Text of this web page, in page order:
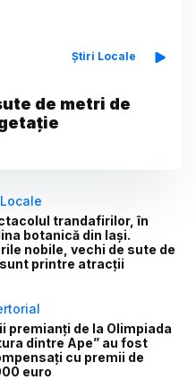
Știri Locale
de metri de
trandafirilor, în
botanică din Iași.
nobile, vechi de sute de
printre atracții
premianți de la Olimpiada
dintre Ape” au fost
cu premii de
euro